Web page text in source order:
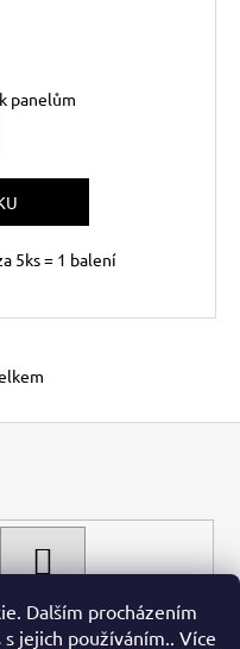
Dalším procházením
jejich používáním.. Více
panelům
5ks = 1 balení